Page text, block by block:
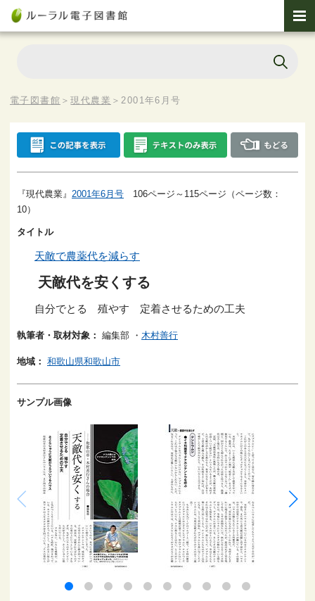
電子図書館 ＞現代農業 ＞2001年6月号
『現代農業』 2001年6月号 106ページ～115ページ（ページ数：
10）
タイトル
天敵で農薬代を減らす
天敵代を安くする
自分でとる 殖やす 定着させるための工夫
執筆者・取材対象： 編集部 ・ 木村善行
地域： 和歌山県和歌山市
サンプル画像